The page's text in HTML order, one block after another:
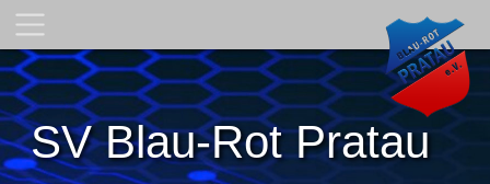
SV Blau-Rot Pratau